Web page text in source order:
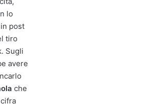
lo
post
tiro
Sugli
avere
che